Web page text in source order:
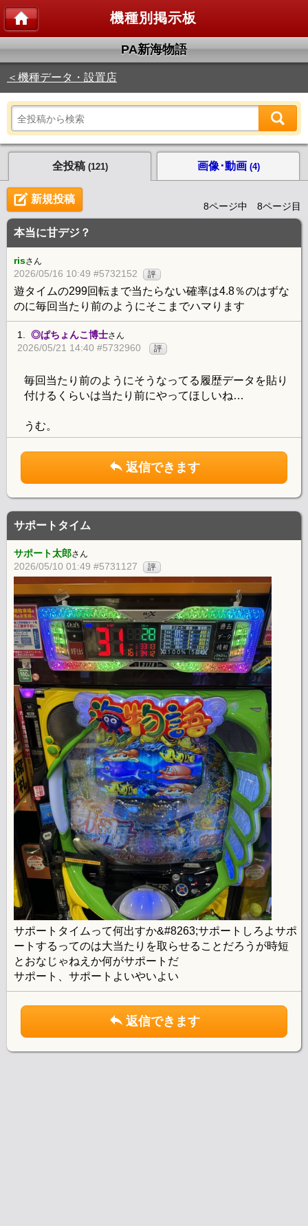
機種別掲示板
PA新海物語
＜機種データ・設置店
全投稿 (121) 画像･動画 (4)
新規投稿
8ページ中 8ページ目
本当に甘デジ？
risさん
2026/05/16 10:49 #5732152 評
遊タイムの299回転まで当たらない確率は4.8％のはずな
のに毎回当たり前のようにそこまでハマります
1. ◎ぱちょんこ博士さん
2026/05/21 14:40 #5732960 評
毎回当たり前のようにそうなってる履歴データを貼り
付けるくらいは当たり前にやってほしいね…
うむ。
返信できます
サポートタイム
サポート太郎さん
2026/05/10 01:49 #5731127 評
サポートタイムって何出すか&#8263;サポートしろよサポ
ートするってのは大当たりを取らせることだろうが時短
とおなじゃねえか何がサポートだ
サポート、サポートよいやいよい
返信できます